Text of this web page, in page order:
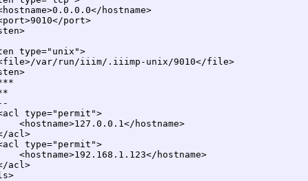
hostname>
port>
type="unix">
var/run/iiim/.iiimp-unix/9010</file>
type="permit">
<hostname>127.0.0.1</hostname>
acl>
type="permit">
hostname>